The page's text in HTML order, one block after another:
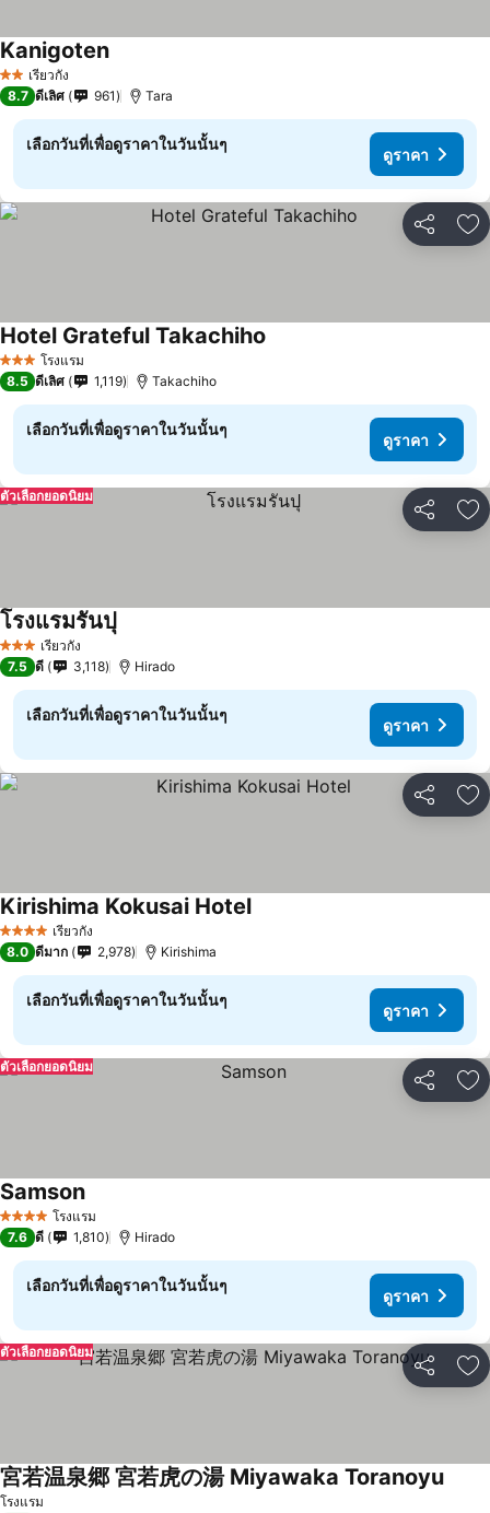
2 ดาวเรียวกัง
Kanigoten
8.7 ดีเลิศ 961 Tara
เลือกวันที่เพื่อดูราคาในวันนั้นๆ
ดูราคา
แชร์ เ
3 ดาว โรงแรม
Hotel Grateful Takachiho
8.5 ดีเลิศ 1,119 Takachiho
เลือกวันที่เพื่อดูราคาในวันนั้นๆ
ดูราคา
แชร์ เ
ตัวเลือกยอดนิยม
3 ดาว เรียวกัง
โรงแรมรันปุ
7.5 ดี 3,118 Hirado
เลือกวันที่เพื่อดูราคาในวันนั้นๆ
ดูราคา
แชร์ เ
4 ดาว เรียวกัง
Kirishima Kokusai Hotel
8.0 ดีมาก 2,978 Kirishima
เลือกวันที่เพื่อดูราคาในวันนั้นๆ
ดูราคา
แชร์ เ
ตัวเลือกยอดนิยม
4 ดาว โรงแรม
Samson
7.6 ดี 1,810 Hirado
เลือกวันที่เพื่อดูราคาในวันนั้นๆ
ดูราคา
แชร์ เ
ตัวเลือกยอดนิยม
โรงแรม
宮若温泉郷 宮若虎の湯 Miyawaka Toranoyu